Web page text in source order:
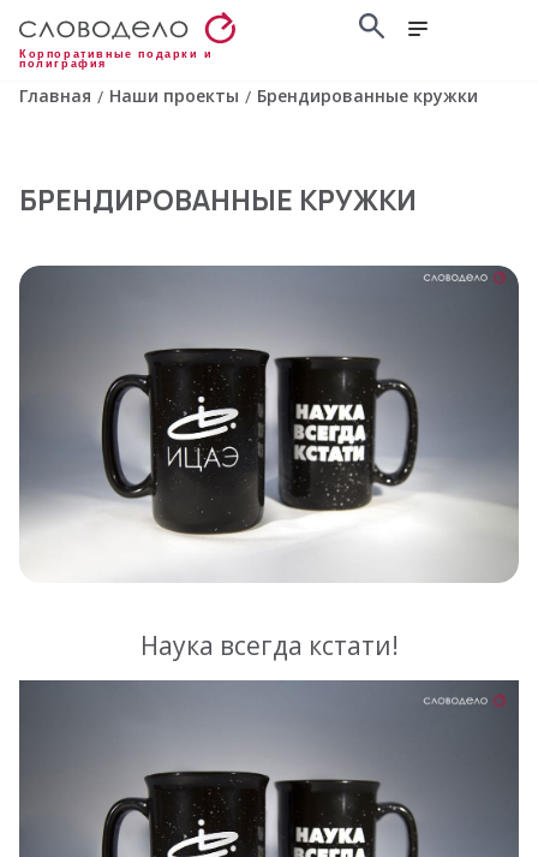
Корпоративные подарки и
полиграфия
Главная / Наши проекты / Брендированные кружки
БРЕНДИРОВАННЫЕ КРУЖКИ
Наука всегда кстати!